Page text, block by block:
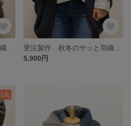
5,900円
点